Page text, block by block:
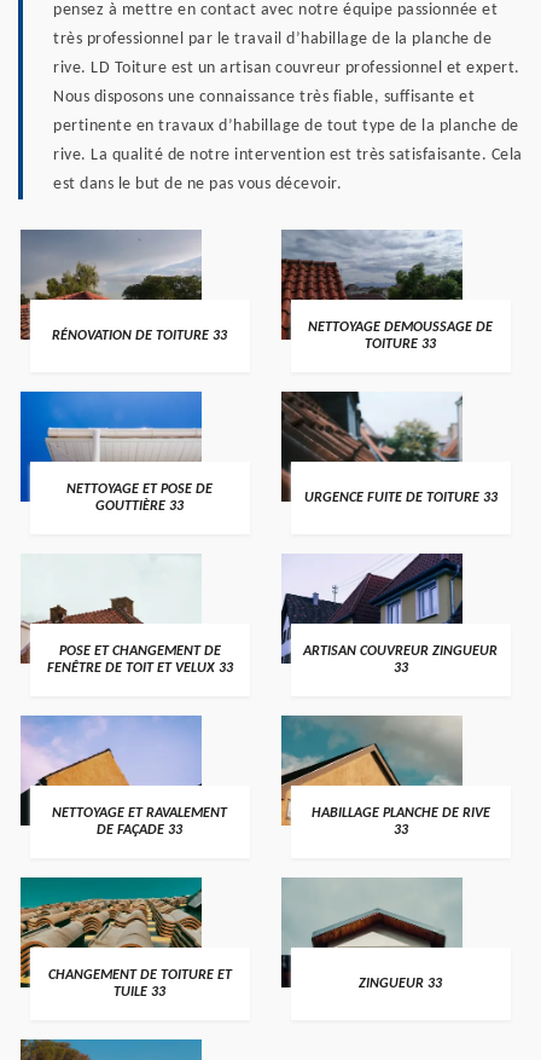
pensez à mettre en contact avec notre équipe passionnée et
très professionnel par le travail d’habillage de la planche de
rive. LD Toiture est un artisan couvreur professionnel et expert.
Nous disposons une connaissance très fiable, suffisante et
pertinente en travaux d’habillage de tout type de la planche de
rive. La qualité de notre intervention est très satisfaisante. Cela
est dans le but de ne pas vous décevoir.
RÉNOVATION DE TOITURE 33
NETTOYAGE DEMOUSSAGE DE
TOITURE 33
NETTOYAGE ET POSE DE
GOUTTIÈRE 33
URGENCE FUITE DE TOITURE 33
POSE ET CHANGEMENT DE
FENÊTRE DE TOIT ET VELUX 33
ARTISAN COUVREUR ZINGUEUR
33
NETTOYAGE ET RAVALEMENT
DE FAÇADE 33
HABILLAGE PLANCHE DE RIVE
33
CHANGEMENT DE TOITURE ET
TUILE 33
ZINGUEUR 33